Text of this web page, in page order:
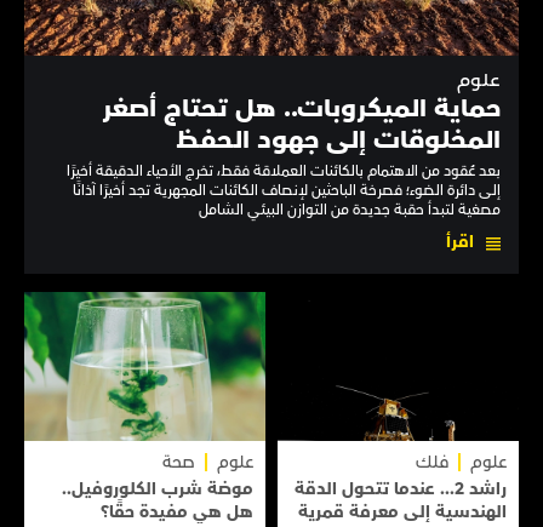
علوم
حماية الميكروبات.. هل تحتاج أصغر
المخلوقات إلى جهود الحفظ
بعد عُقود من الاهتمام بالكائنات العملاقة فقط، تخرج الأحياء الدقيقة أخيرًا
إلى دائرة الضوء؛ فصرخة الباحثين لإنصاف الكائنات المجهرية تجد أخيرًا آذانًا
مصغية لتبدأ حقبة جديدة من التوازن البيئي الشامل
اقرأ
علوم
فلك
راشد 2... عندما تتحول الدقة
الهندسية إلى معرفة قمرية
علوم
صحة
موضة شرب الكلوروفيل..
هل هي مفيدة حقًا؟